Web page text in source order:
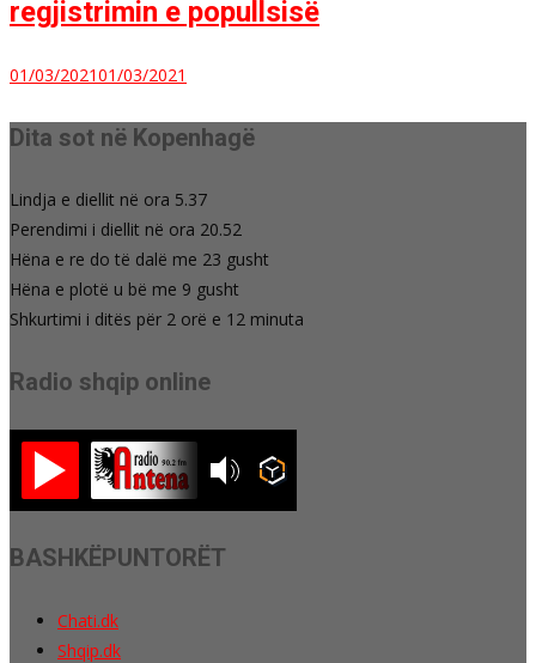
regjistrimin e popullsisë
01/03/202101/03/2021
Dita sot në Kopenhagë
Lindja e diellit në ora 5.37
Perendimi i diellit në ora 20.52
Hëna e re do të dalë me 23 gusht
Hëna e plotë u bë me 9 gusht
Shkurtimi i ditës për 2 orë e 12 minuta
Radio shqip online
BASHKËPUNTORËT
Chati.dk
Shqip.dk